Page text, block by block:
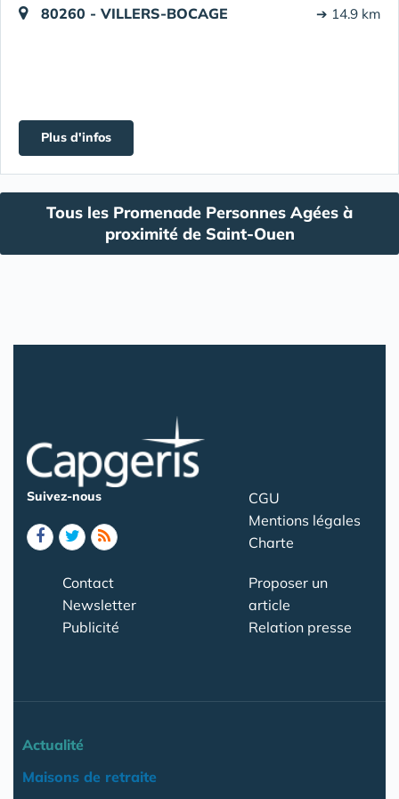
80260 - VILLERS-BOCAGE ➔ 14.9 km
Plus d'infos
Tous les Promenade Personnes Agées à
proximité de Saint-Ouen
Suivez-nous
CGU
Mentions légales
Charte
Contact
Newsletter
Publicité
Proposer un
article
Relation presse
Actualité
Maisons de retraite